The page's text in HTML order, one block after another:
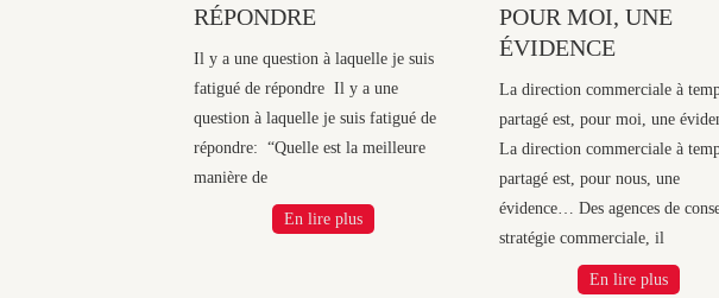
RÉPONDRE
Il y a une question à laquelle je suis
fatigué de répondre Il y a une
question à laquelle je suis fatigué de
répondre: “Quelle est la meilleure
manière de
En lire plus
POUR MOI, UNE
ÉVIDENCE
La direction commerciale à
partagé est, pour moi, une
La direction commerciale à
partagé est, pour nous, une
évidence… Des agences de
stratégie commerciale, il
En lire plus